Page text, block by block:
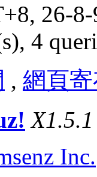
26-
4
, 網頁
X1.5.1
Inc.